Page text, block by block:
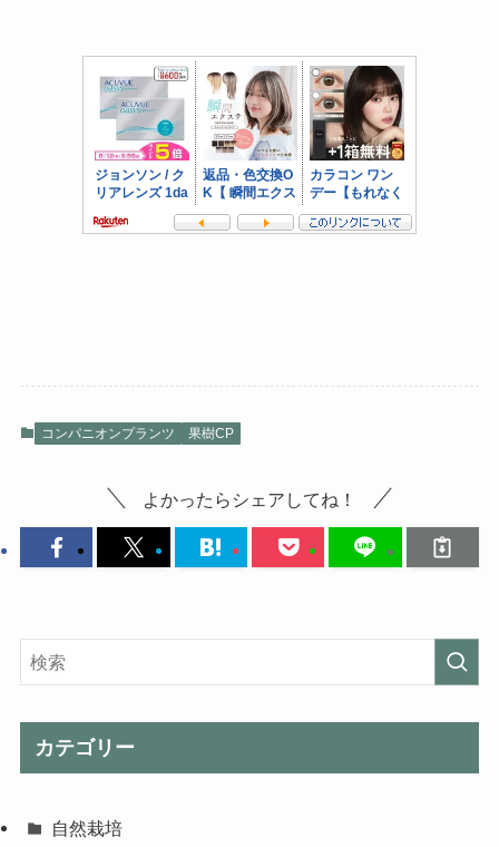
コンパニオンプランツ 果樹CP
よかったらシェアしてね！
カテゴリー
自然栽培